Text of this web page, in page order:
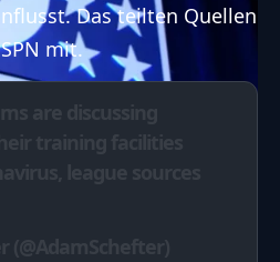
Das teilten Quellen
mit.